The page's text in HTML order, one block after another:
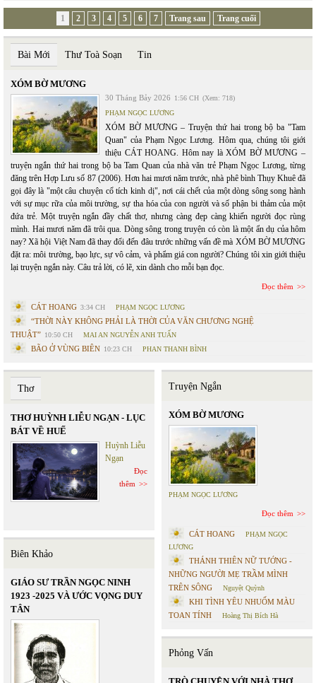
1 2 3 4 5 6 7 Trang sau Trang cuối
Bài Mới Thư Toà Soạn Tin
XÓM BỜ MƯƠNG
30 Tháng Bảy 2026 1:56 CH (Xem: 718)
PHẠM NGỌC LƯƠNG
XÓM BỜ MƯƠNG – Truyện thứ hai trong bộ ba "Tam
Quan" của Phạm Ngọc Lương. Hôm qua, chúng tôi giới
thiệu CÁT HOANG. Hôm nay là XÓM BỜ MƯƠNG –
truyện ngắn thứ hai trong bộ ba Tam Quan của nhà văn trẻ Phạm Ngọc Lương, từng
đăng trên Hợp Lưu số 87 (2006). Hơn hai mươi năm trước, nhà phê bình Thụy Khuê đã
gọi đây là "một câu chuyện cổ tích kinh dị", nơi cái chết của một dòng sông song hành
với sự mục rữa của môi trường, sự tha hóa của con người và số phận bi thảm của một
đứa trẻ. Một truyện ngắn đầy chất thơ, nhưng càng đẹp càng khiến người đọc rùng
mình. Hai mươi năm đã trôi qua. Dòng sông trong truyện có còn là một ẩn dụ của hôm
nay? Xã hội Việt Nam đã thay đổi đến đâu trước những vấn đề mà XÓM BỜ MƯƠNG
đặt ra: môi trường, bạo lực, sự vô cảm, và phẩm giá con người? Chúng tôi xin giới thiệu
lại truyện ngắn này. Câu trả lời, có lẽ, xin dành cho mỗi bạn đọc.
Đọc thêm
CÁT HOANG 3:34 CH PHẠM NGỌC LƯƠNG
“THỜI NÀY KHÔNG PHẢI LÀ THỜI CỦA VĂN CHƯƠNG NGHỆ
THUẬT” 10:50 CH MAI AN NGUYỄN ANH TUẤN
BÃO Ở VÙNG BIÊN 10:23 CH PHAN THANH BÌNH
Thơ
THƠ HUỲNH LIỄU NGẠN - LỤC
BÁT VỀ HUẾ
Huỳnh Liễu
Ngạn
Đọc
thêm
Biên Khảo
GIÁO SƯ TRẦN NGỌC NINH
1923 -2025 VÀ ƯỚC VỌNG DUY
TÂN
Truyện Ngắn
XÓM BỜ MƯƠNG
PHẠM NGỌC LƯƠNG
Đọc thêm
CÁT HOANG
PHẠM NGỌC
LƯƠNG
THÁNH THIÊN NỮ TƯỚNG -
NHỮNG NGƯỜI MẸ TRẦM MÌNH
TRÊN SÔNG
Nguyệt Quỳnh
KHI TÌNH YÊU NHUỐM MÀU
TOAN TÍNH
Hoàng Thị Bích Hà
Phỏng Vấn